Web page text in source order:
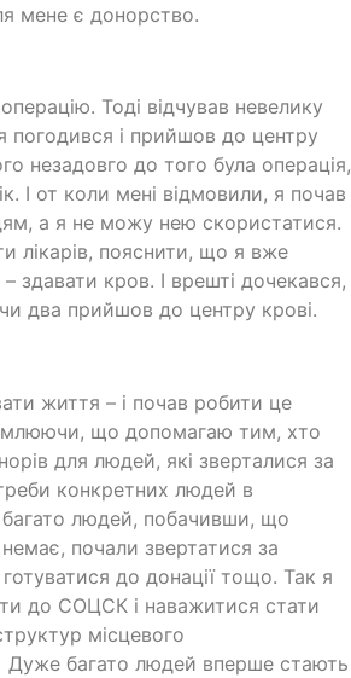
мене є донорство.
Тоді відчував невелику
погодився і прийшов до центру
незадовго до того була операція,
І от коли мені відмовили, я почав
а я не можу нею скористатися.
лікарів, пояснити, що я вже
здавати кров. І врешті дочекався,
два прийшов до центру крові.
життя – і почав робити це
що допомагаю тим, хто
для людей, які зверталися за
конкретних людей в
багато людей, побачивши, що
почали звертатися за
до донації тощо. Так я
до СОЦСК і наважитися стати
місцевого
Дуже багато людей вперше стають